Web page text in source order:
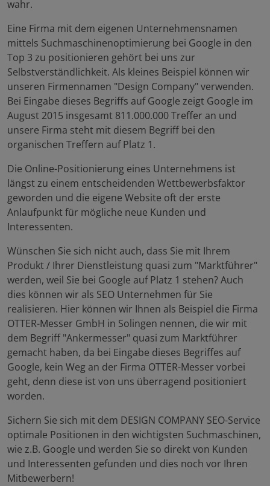
wahr.
Eine Firma mit dem eigenen Unternehmensnamen
mittels Suchmaschinenoptimierung bei Google in den
Top 3 zu positionieren gehört bei uns zur
Selbstverständlichkeit. Als kleines Beispiel können wir
unseren Firmennamen "Design Company" verwenden.
Bei Eingabe dieses Begriffs auf Google zeigt Google im
August 2015 insgesamt 811.000.000 Treffer an und
unsere Firma steht mit diesem Begriff bei den
organischen Treffern auf Platz 1.
Die Online-Positionierung eines Unternehmens ist
längst zu einem entscheidenden Wettbewerbsfaktor
geworden und die eigene Website oft der erste
Anlaufpunkt für mögliche neue Kunden und
Interessenten.
Wünschen Sie sich nicht auch, dass Sie mit Ihrem
Produkt / Ihrer Dienstleistung quasi zum "Marktführer"
werden, weil Sie bei Google auf Platz 1 stehen? Auch
dies können wir als SEO Unternehmen für Sie
realisieren. Hier können wir Ihnen als Beispiel die Firma
OTTER-Messer GmbH in Solingen nennen, die wir mit
dem Begriff "Ankermesser" quasi zum Marktführer
gemacht haben, da bei Eingabe dieses Begriffes auf
Google, kein Weg an der Firma OTTER-Messer vorbei
geht, denn diese ist von uns überragend positioniert
worden.
Sichern Sie sich mit dem DESIGN COMPANY SEO-Service
optimale Positionen in den wichtigsten Suchmaschinen,
wie z.B. Google und werden Sie so direkt von Kunden
und Interessenten gefunden und dies noch vor Ihren
Mitbewerbern!